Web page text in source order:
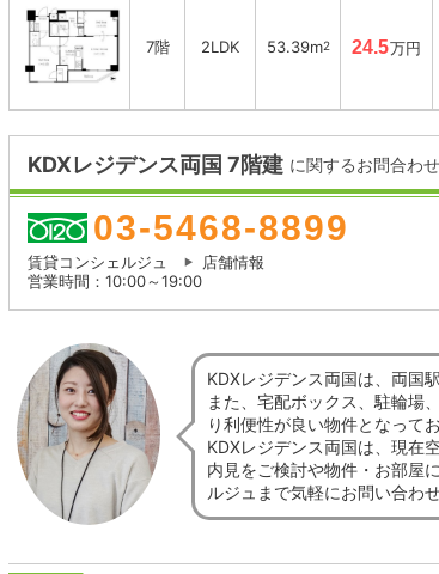
7階 2LDK 53.39m2 24.5万円
KDXレジデンス両国 7階建 に関するお問合わ
03-5468-8899
賃貸コンシェルジュ
店舗情報
営業時間：10:00～19:00
KDXレジデンス両国は、両国
また、宅配ボックス、駐輪場
り利便性が良い物件となってお
KDXレジデンス両国は、現在
内見をご検討や物件・お部屋
ルジュまで気軽にお問い合わ